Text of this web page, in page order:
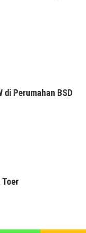
di Perumahan BSD